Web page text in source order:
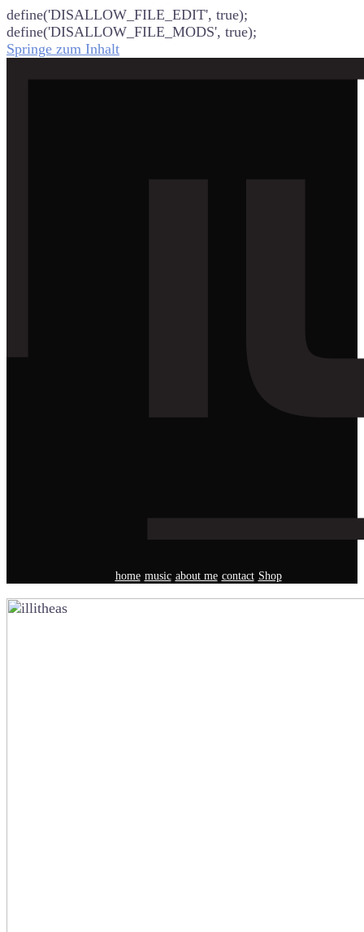
define('DISALLOW_FILE_EDIT', true);
define('DISALLOW_FILE_MODS', true);
Springe zum Inhalt
home music about me contact Shop